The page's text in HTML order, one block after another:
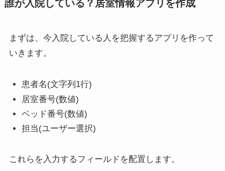
誰が入院している？居室情報アプリを作成
まずは、今入院している人を把握するアプリを作って
いきます。
患者名(文字列1行)
居室番号(数値)
ベッド番号(数値)
担当(ユーザー選択)
これらを入力するフィールドを配置します。